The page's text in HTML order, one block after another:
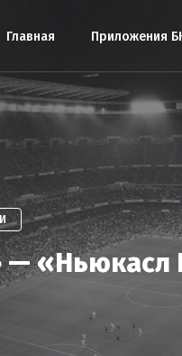
Главная Приложения
«Ньюкасл